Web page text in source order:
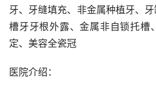
牙、牙缝填充、非金属种植牙、
槽牙牙根外露、金属非自锁托槽
定、美容全瓷冠
医院介绍：